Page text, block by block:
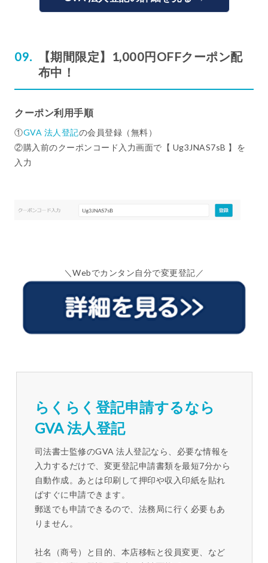
【期間限定】1,000円OFFクーポン配
布中！
クーポン利用手順
①GVA 法人登記の会員登録（無料）
②購入前のクーポンコード入力画面で【 Ug3JNAS7sB 】を
入力
＼Webでカンタン自分で変更登記／
らくらく登記申請するなら
GVA 法人登記
司法書士監修のGVA 法人登記なら、必要な情報を
入力するだけで、変更登記申請書類を最短7分から
自動作成。あとは印刷して押印や収入印紙を貼れ
ばすぐに申請できます。
郵送でも申請できるので、法務局に行く必要もあ
りません。
社名（商号）と目的、本店移転と役員変更、など